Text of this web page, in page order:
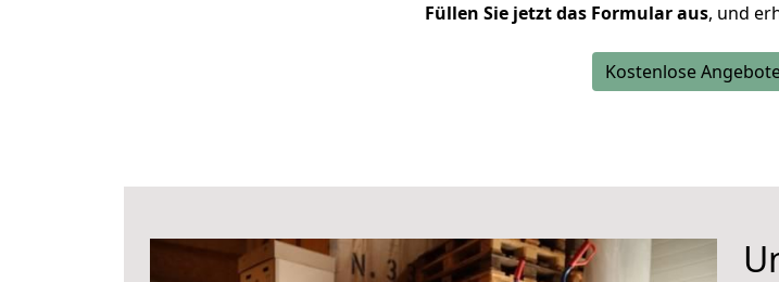
Füllen Sie jetzt das Formular aus, und
Kostenlose